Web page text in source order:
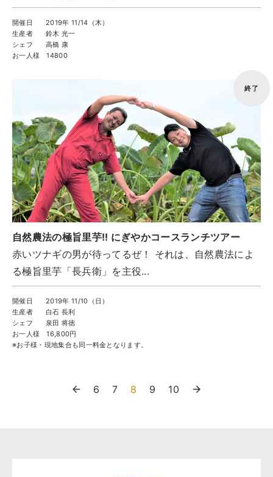
開催日
2019年 11/14（木）
生産者
鈴木 光一
シェフ
高橋 康
お一人様
14800
終了
自然農法の極旨里芋!! にぎやかコースランチツアー
赤いツナギの男が待ってるぜ！ それは、自然農法によ
る極旨里芋「長兵衛」を主役...
開催日
2019年 11/10（日）
生産者
白石 長利
シェフ
泉田 将徳
お一人様
16,800円
※お子様・現地集合も同一料金となります。
6 7 8 9 10